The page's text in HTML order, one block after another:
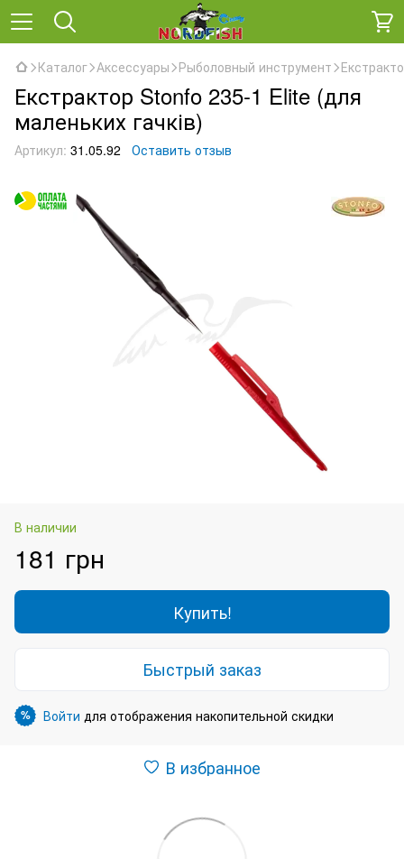
Каталог Аксессуары Рыболовный инструмент
Екстрактор Stonfo 235-1 Elite (для
маленьких гачків)
Артикул: 31.05.92 Оставить отзыв
В наличии
181 грн
Купить!
Быстрый заказ
% Войти для отображения накопительной скидки
В избранное